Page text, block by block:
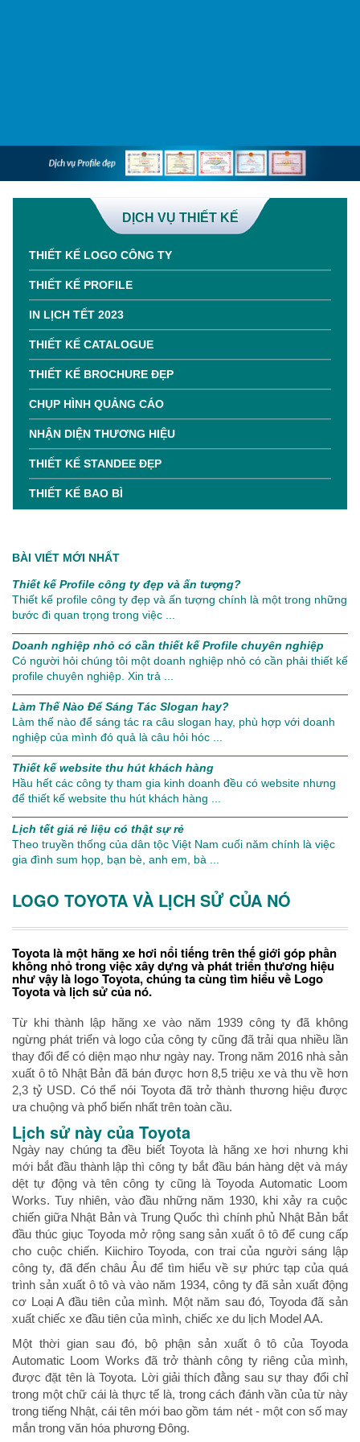
DỊCH VỤ THIẾT KẾ
THIẾT KẾ LOGO CÔNG TY
THIẾT KẾ PROFILE
IN LỊCH TẾT 2023
THIẾT KẾ CATALOGUE
THIẾT KẾ BROCHURE ĐẸP
CHỤP HÌNH QUẢNG CÁO
NHẬN DIỆN THƯƠNG HIỆU
THIẾT KẾ STANDEE ĐẸP
THIẾT KẾ BAO BÌ
BÀI VIẾT MỚI NHẤT
Thiết kế Profile công ty đẹp và ấn tượng?
Thiết kế profile công ty đẹp và ấn tượng chính là một trong những
bước đi quan trọng trong việc ...
Doanh nghiệp nhỏ có cần thiết kế Profile chuyên nghiệp
Có người hỏi chúng tôi một doanh nghiệp nhỏ có cần phải thiết kế
profile chuyên nghiệp. Xin trả ...
Làm Thế Nào Để Sáng Tác Slogan hay?
Làm thế nào để sáng tác ra câu slogan hay, phù hợp với doanh
nghiệp của mình đó quả là câu hỏi hóc ...
Thiết kế website thu hút khách hàng
Hầu hết các công ty tham gia kinh doanh đều có website nhưng
để thiết kế website thu hút khách hàng ...
Lịch tết giá rẻ liệu có thật sự rẻ
Theo truyền thống của dân tộc Việt Nam cuối năm chính là việc
gia đình sum họp, bạn bè, anh em, bà ...
LOGO TOYOTA VÀ LỊCH SỬ CỦA NÓ
Toyota là một hãng xe hơi nổi tiếng trên thế giới góp phần
không nhỏ trong việc xây dựng và phát triển thương hiệu
như vậy là logo Toyota, chúng ta cùng tìm hiểu về Logo
Toyota và lịch sử của nó.
Từ khi thành lập hãng xe vào năm 1939 công ty đã không
ngừng phát triển và logo của công ty cũng đã trải qua nhiều lần
thay đổi để có diện mạo như ngày nay. Trong năm 2016 nhà sản
xuất ô tô Nhật Bản đã bán được hơn 8,5 triệu xe và thu về hơn
2,3 tỷ USD. Có thể nói Toyota đã trở thành thương hiệu được
ưa chuộng và phổ biến nhất trên toàn cầu.
Lịch sử này của Toyota
Ngày nay chúng ta đều biết Toyota là hãng xe hơi nhưng khi
mới bắt đầu thành lập thì công ty bắt đầu bán hàng dệt và máy
dệt tự động và tên công ty cũng là Toyoda Automatic Loom
Works. Tuy nhiên, vào đầu những năm 1930, khi xảy ra cuộc
chiến giữa Nhật Bản và Trung Quốc thì chính phủ Nhật Bản bắt
đầu thúc giục Toyoda mở rộng sang sản xuất ô tô để cung cấp
cho cuộc chiến. Kiichiro Toyoda, con trai của người sáng lập
công ty, đã đến châu Âu để tìm hiểu về sự phức tạp của quá
trình sản xuất ô tô và vào năm 1934, công ty đã sản xuất động
cơ Loại A đầu tiên của mình. Một năm sau đó, Toyoda đã sản
xuất chiếc xe đầu tiên của mình, chiếc xe du lịch Model AA.
Một thời gian sau đó, bộ phận sản xuất ô tô của Toyoda
Automatic Loom Works đã trở thành công ty riêng của mình,
được đặt tên là Toyota. Lời giải thích đằng sau sự thay đổi chỉ
trong một chữ cái là thực tế là, trong cách đánh vần của từ này
trong tiếng Nhật, cái tên mới bao gồm tám nét - một con số may
mắn trong văn hóa phương Đông.